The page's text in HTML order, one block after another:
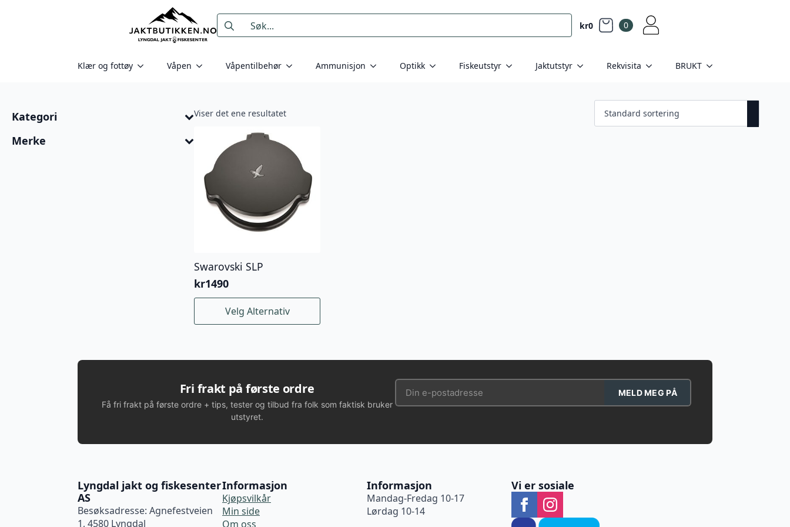
Search
for:
kr0 0
Klær og fottøy Våpen Våpentilbehør Ammunisjon Optikk Fiskeutstyr Jaktutstyr Rekvisita BRUKT
Kategori
Merke
Viser det ene resultatet
Swarovski SLP
kr1490
Velg Alternativ
Dette
produktet
kan
velges
på
produktsiden
Fri frakt på første ordre
Få fri frakt på første ordre + tips, tester og tilbud fra folk som faktisk bruker
utstyret.
MELD MEG PÅ
Lyngdal jakt og fiskesenter
AS
Besøksadresse: Agnefestveien
1, 4580 Lyngdal
Informasjon
Kjøpsvilkår
Min side
Om oss
Informasjon
Mandag-Fredag 10-17
Lørdag 10-14
Vi er sosiale